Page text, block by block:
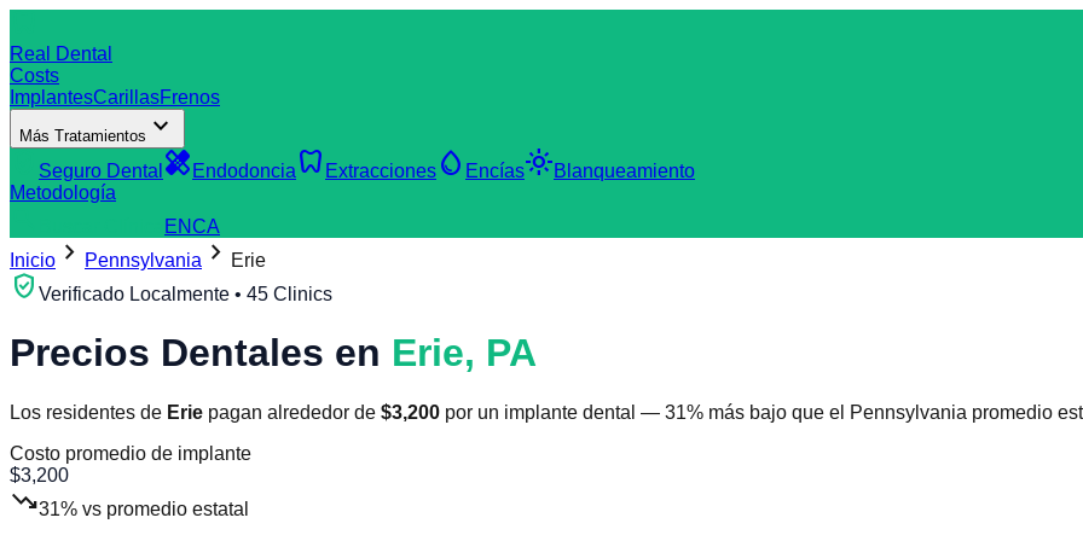
Real Dental
Costs
ImplantesCarillasFrenos
Más Tratamientos expand_more
Seguro Dental healing Endodoncia dentistry Extracciones water_drop Encíaslight_modeBlanqueamiento
Metodología
ENCA
Inicio chevron_right Pennsylvania chevron_right Erie
verified_user Verificado Localmente • 45 Clinics
Precios Dentales en Erie, PA
Los residentes de Erie pagan alrededor de $3,200 por un implante dental — 31% más bajo que el Pennsylvania promedio
Costo promedio de implante
$3,200
trending_down31% vs promedio estatal